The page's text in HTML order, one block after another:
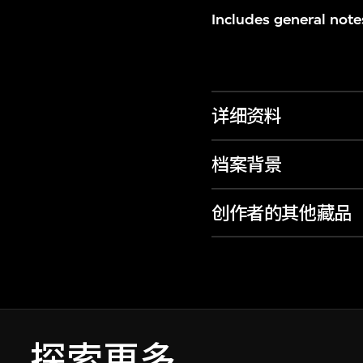
Includes general
详细资料
档案背景
创作者的其他藏品